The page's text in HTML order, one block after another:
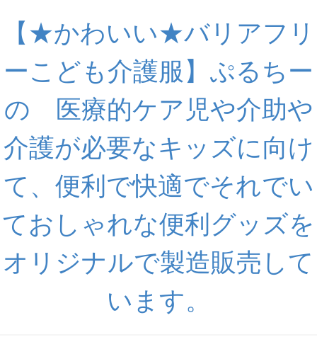
【★かわいい★バリアフリ
ーこども介護服】ぷるちー
の 医療的ケア児や介助や
介護が必要なキッズに向け
て、便利で快適でそれでい
ておしゃれな便利グッズを
オリジナルで製造販売して
います。